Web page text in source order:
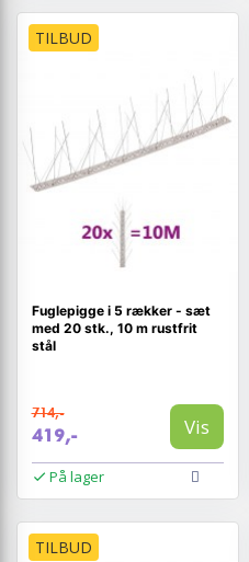
TILBUD
Fuglepigge i 5 rækker - sæt
med 20 stk., 10 m rustfrit
stål
714,-
419,- Vis
På lager
TILBUD